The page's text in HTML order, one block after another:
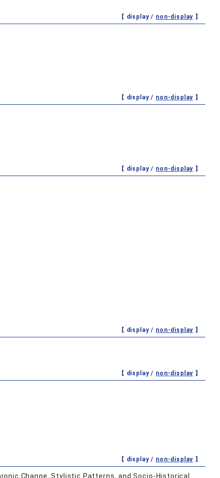
【 display / non-display 】
【 display / non-display 】
【 display / non-display 】
【 display / non-display 】
【 display / non-display 】
【 display / non-display 】
Change, Stylistic Patterns, and Socio-Historical